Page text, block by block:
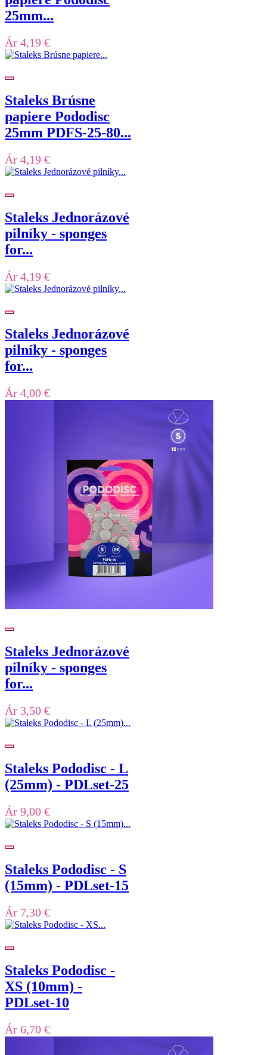
25mm...
Ár 4,19 €
Staleks Brúsne
papiere Pododisc
25mm PDFS-25-80...
Ár 4,19 €
Staleks Jednorázové
pilníky - sponges
for...
Ár 4,19 €
Staleks Jednorázové
pilníky - sponges
for...
Ár 4,00 €
Staleks Jednorázové
pilníky - sponges
for...
Ár 3,50 €
Staleks Pododisc - L
(25mm) - PDLset-25
Ár 9,00 €
Staleks Pododisc - S
(15mm) - PDLset-15
Ár 7,30 €
Staleks Pododisc -
XS (10mm) -
PDLset-10
Ár 6,70 €